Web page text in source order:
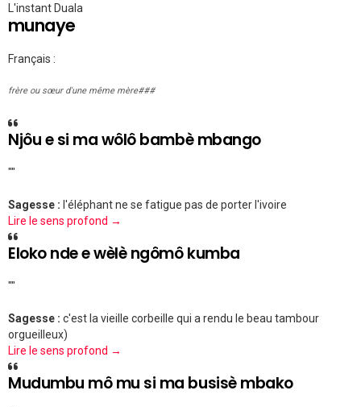
L'instant Duala
munaye
Français :
frère ou sœur d'une même mère###
Njôu e si ma wôlô bambè mbango
""
Sagesse : l'éléphant ne se fatigue pas de porter l'ivoire
Lire le sens profond →
Eloko nde e wèlè ngômô kumba
""
Sagesse : c'est la vieille corbeille qui a rendu le beau tambour
orgueilleux)
Lire le sens profond →
Mudumbu mô mu si ma busisè mbako